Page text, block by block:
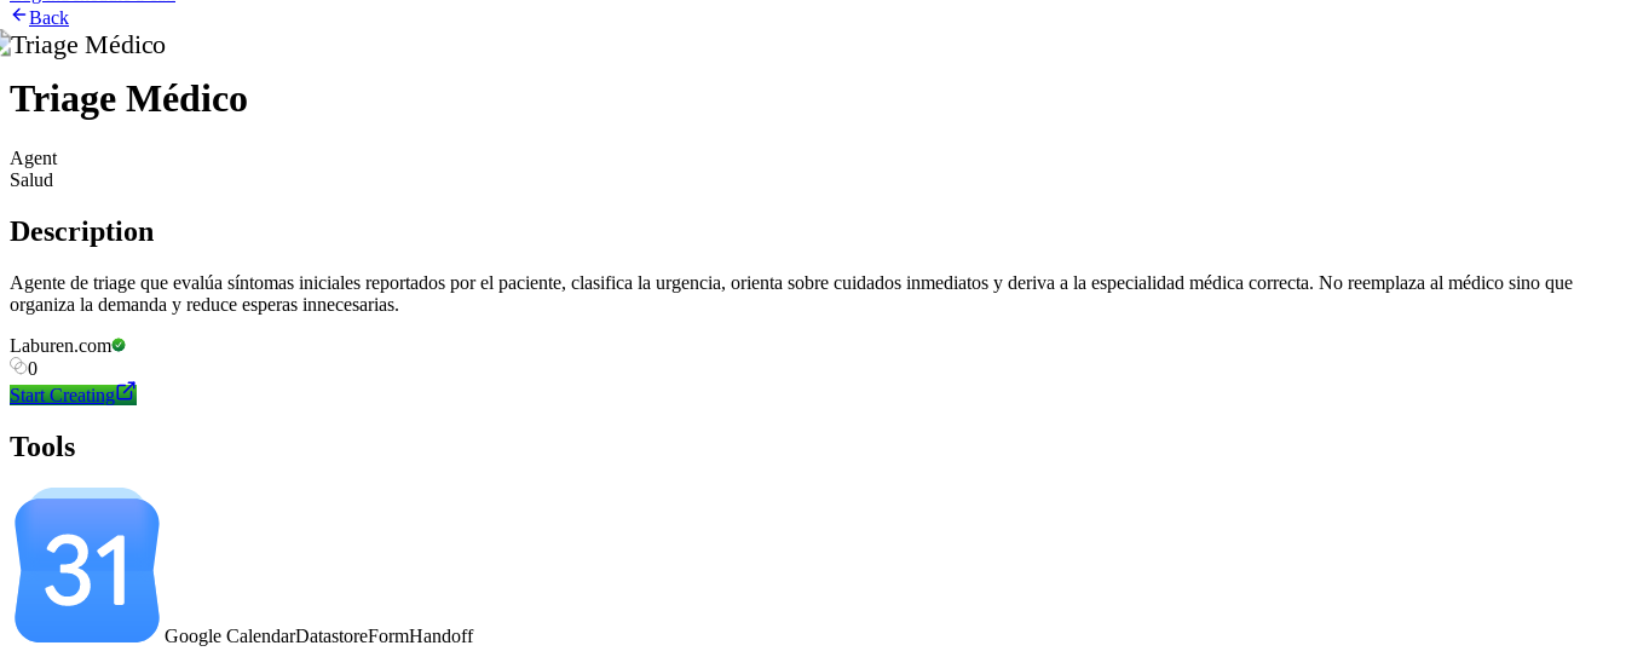
Back
Triage Médico
Agent
Salud
Description
Agente de triage que evalúa síntomas iniciales reportados por el paciente, clasifica la urgencia, orienta sobre cuidados inmediatos y deriva a la especialidad médica correcta. No reemplaza al médico sino que
organiza la demanda y reduce esperas innecesarias.
Laburen.com
0
Start Creating
Tools
Google CalendarDatastoreFormHandoff